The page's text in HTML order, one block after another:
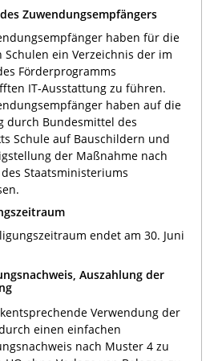
Zuwendungsempfängers
haben für die
Schulen ein Verzeichnis der im
Förderprogramms
IT-Ausstattung zu führen.
haben auf die
durch Bundesmittel des
Schule auf Bauschildern und
der Maßnahme nach
Staatsministeriums
endet am 30. Juni
Auszahlung der
Verwendung der
einen einfachen
nach Muster 4 zu